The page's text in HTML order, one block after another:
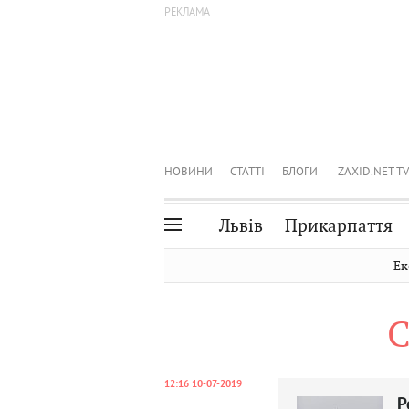
НОВИНИ СТАТТІ БЛОГИ ZAXID.NET TV
Львів Прикарпаття
12:16 10-07-2019